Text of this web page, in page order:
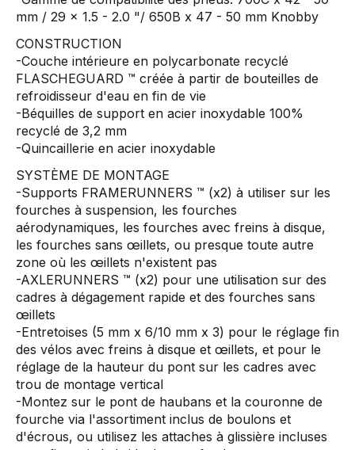
mm / 29 x 1.5 - 2.0 "/ 650B x ​​47 - 50 mm Knobby
CONSTRUCTION
-Couche intérieure en polycarbonate recyclé
FLASCHEGUARD ™ créée à partir de bouteilles de
refroidisseur d'eau en fin de vie
-Béquilles de support en acier inoxydable 100%
recyclé de 3,2 mm
-Quincaillerie en acier inoxydable
SYSTÈME DE MONTAGE
-Supports FRAMERUNNERS ™ (x2) à utiliser sur les
fourches à suspension, les fourches
aérodynamiques, les fourches avec freins à disque,
les fourches sans œillets, ou presque toute autre
zone où les œillets n'existent pas
-AXLERUNNERS ™ (x2) pour une utilisation sur des
cadres à dégagement rapide et des fourches sans
œillets
-Entretoises (5 mm x 6/10 mm x 3) pour le réglage fin
des vélos avec freins à disque et œillets, et pour le
réglage de la hauteur du pont sur les cadres avec
trou de montage vertical
-Montez sur le pont de haubans et la couronne de
fourche via l'assortiment inclus de boulons et
d'écrous, ou utilisez les attaches à glissière incluses